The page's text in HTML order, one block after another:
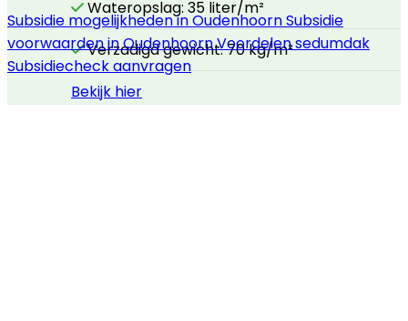
Wateropslag: 35 liter/m²
Verzadigd gewicht: 70 kg/m²
Bekijk hier
Subsidie mogelijkheden in OudenhoornSubsidie
voorwaarden in OudenhoornVoordelen sedumdak
Subsidiecheck aanvragen